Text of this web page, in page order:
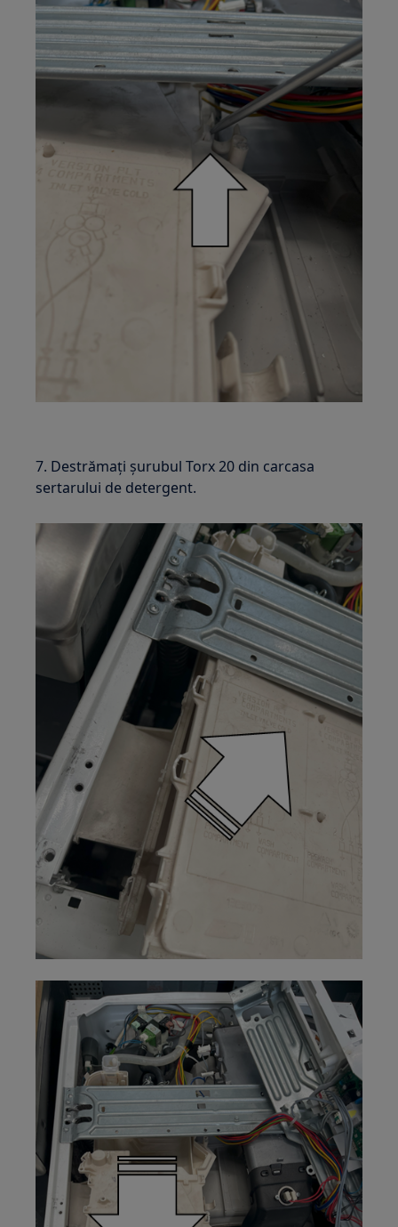
7. Destrămați șurubul Torx 20 din carcasa
sertarului de detergent.